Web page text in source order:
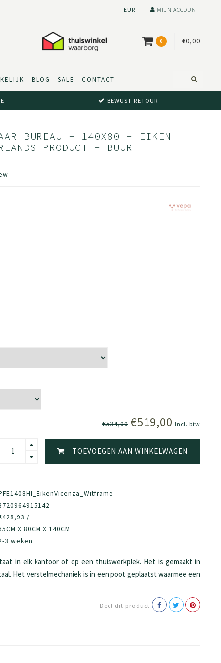
EUR MIJN ACCOUNT
0 €0,00
BLOG SALE CONTACT
BEWUST RETOUR
BUREAU - 140X80 - EIKEN
PRODUCT - BUUR
€534,00 €519,00 Incl. btw
TOEVOEGEN AAN WINKELWAGEN
/
X 80CM X 140CM
3 weken
in elk kantoor of op een thuiswerkplek. Het is gemaakt in
Het verstelmechaniek is in een poot geplaatst waarmee een
Deel dit product